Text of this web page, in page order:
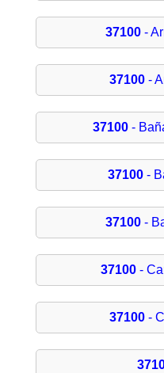
37100-
37100 -
37100-
37100-
37100-
37100-
37100-